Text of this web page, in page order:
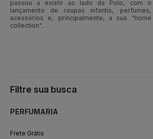
passou a existir ao lado da Polo, com o
lançamento de roupas infantis, perfumes,
acessórios e, principalmente, a sua "home
collection".
PERFUMARIA
Frete Grátis